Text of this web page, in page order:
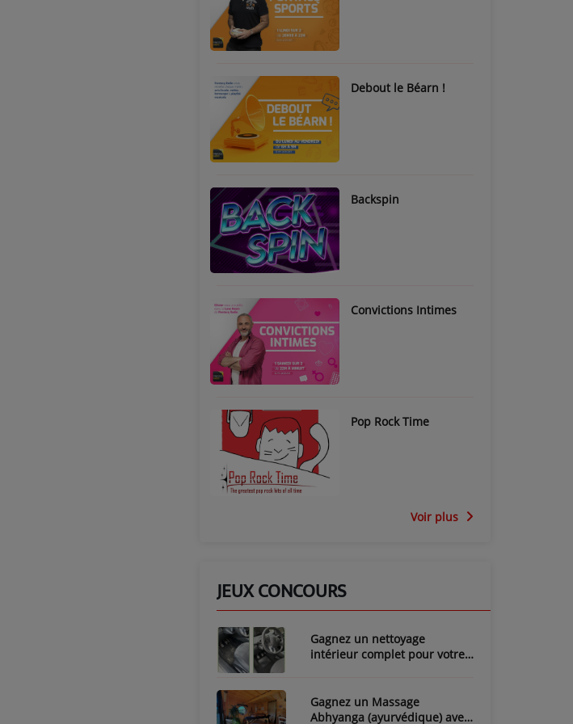
Debout le Béarn !
Backspin
Convictions Intimes
Pop Rock Time
Voir plus
JEUX CONCOURS
Gagnez un nettoyage
intérieur complet pour votre
Gagnez un Massage
Abhyanga (ayurvédique) avec